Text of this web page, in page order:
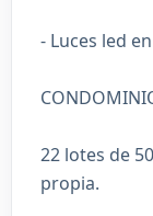
- Luces led
22 lotes de
propia.